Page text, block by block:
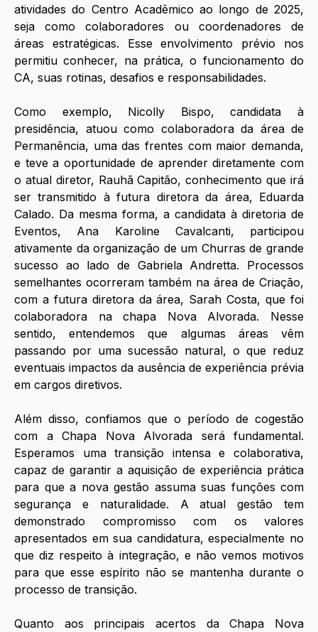
atividades do Centro Acadêmico ao longo de 2025,
seja como colaboradores ou coordenadores de
áreas estratégicas. Esse envolvimento prévio nos
permitiu conhecer, na prática, o funcionamento do
CA, suas rotinas, desafios e responsabilidades.
Como exemplo, Nicolly Bispo, candidata à
presidência, atuou como colaboradora da área de
Permanência, uma das frentes com maior demanda,
e teve a oportunidade de aprender diretamente com
o atual diretor, Rauhã Capitão, conhecimento que irá
ser transmitido à futura diretora da área, Eduarda
Calado. Da mesma forma, a candidata à diretoria de
Eventos, Ana Karoline Cavalcanti, participou
ativamente da organização de um Churras de grande
sucesso ao lado de Gabriela Andretta. Processos
semelhantes ocorreram também na área de Criação,
com a futura diretora da área, Sarah Costa, que foi
colaboradora na chapa Nova Alvorada. Nesse
sentido, entendemos que algumas áreas vêm
passando por uma sucessão natural, o que reduz
eventuais impactos da ausência de experiência prévia
em cargos diretivos.
Além disso, confiamos que o período de cogestão
com a Chapa Nova Alvorada será fundamental.
Esperamos uma transição intensa e colaborativa,
capaz de garantir a aquisição de experiência prática
para que a nova gestão assuma suas funções com
segurança e naturalidade. A atual gestão tem
demonstrado compromisso com os valores
apresentados em sua candidatura, especialmente no
que diz respeito à integração, e não vemos motivos
para que esse espírito não se mantenha durante o
processo de transição.
Quanto aos principais acertos da Chapa Nova